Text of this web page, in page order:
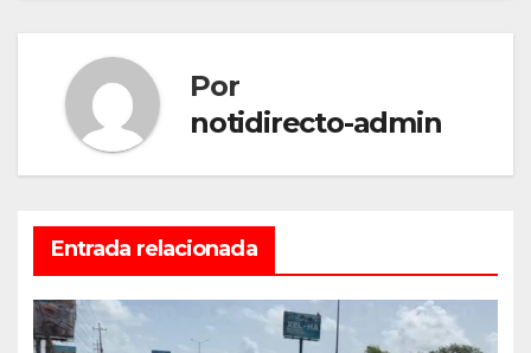
Por
notidirecto-admin
Entrada relacionada